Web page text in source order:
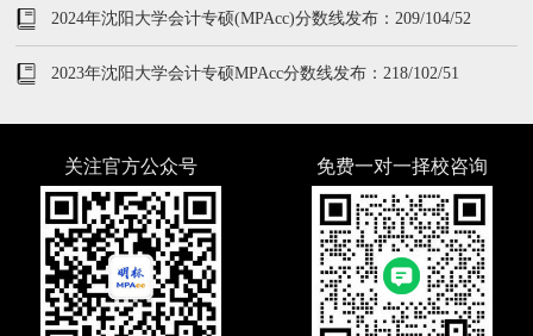
2024年沈阳大学会计专硕(MPAcc)分数线发布：209/104/52
2023年沈阳大学会计专硕MPAcc分数线发布：218/102/51
关注官方公众号 免费一对一择校咨询